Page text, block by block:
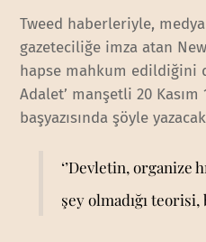
Tweed haberleriyle,
gazeteciliğe imza atan
hapse mahkum edildiğini
Adalet’ manşetli 20 Kasım
başyazısında şöyle
‘’Devletin, organize
şey olmadığı teorisi,